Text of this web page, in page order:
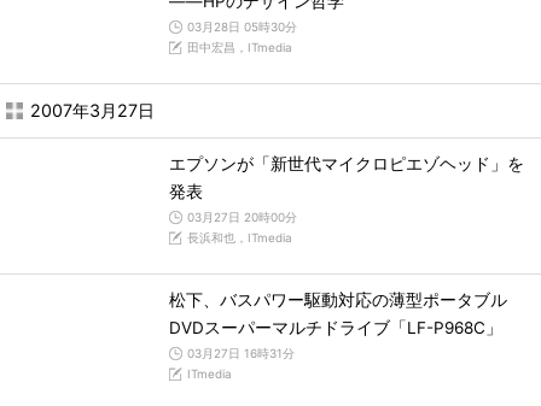
03月28日 05時30分
田中宏昌，ITmedia
2007年3月27日
エプソンが「新世代マイクロピエゾヘッド」を
発表
03月27日 20時00分
長浜和也，ITmedia
松下、バスパワー駆動対応の薄型ポータブル
DVDスーパーマルチドライブ「LF-P968C」
03月27日 16時31分
ITmedia